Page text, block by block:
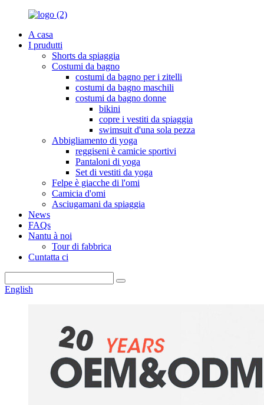
A casa
I prudutti
Shorts da spiaggia
Costumi da bagno
costumi da bagno per i zitelli
costumi da bagno maschili
costumi da bagno donne
bikini
copre i vestiti da spiaggia
swimsuit d'una sola pezza
Abbigliamento di yoga
reggiseni è camicie sportivi
Pantaloni di yoga
Set di vestiti da yoga
Felpe è giacche di l'omi
Camicia d'omi
Asciugamani da spiaggia
News
FAQs
Nantu à noi
Tour di fabbrica
Cuntatta ci
English